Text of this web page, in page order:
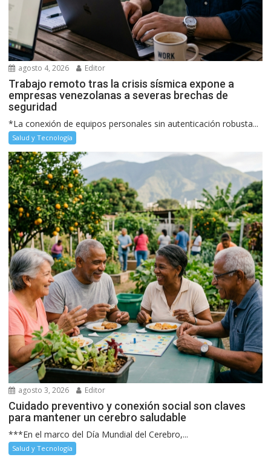
agosto 4, 2026 Editor
Trabajo remoto tras la crisis sísmica expone a
empresas venezolanas a severas brechas de
seguridad
*La conexión de equipos personales sin autenticación robusta...
Salud y Tecnología
agosto 3, 2026 Editor
Cuidado preventivo y conexión social son claves
para mantener un cerebro saludable
***En el marco del Día Mundial del Cerebro,...
Salud y Tecnología